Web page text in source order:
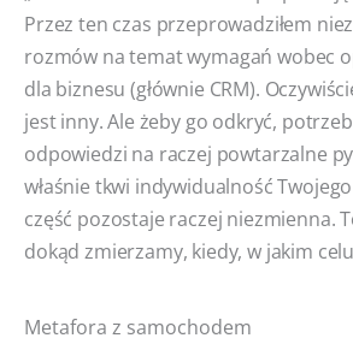
Przez ten czas przeprowadziłem
rozmów na temat wymagań wobec
dla biznesu (głównie CRM).
jest inny. Ale żeby go odkryć,
odpowiedzi na raczej powtarzalne
właśnie tkwi indywidualność
część pozostaje raczej niezmienna.
dokąd zmierzamy, kiedy, w jakim
Metafora z samochodem